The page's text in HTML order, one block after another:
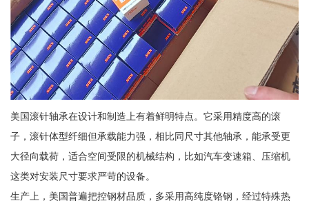
美国滚针轴承在设计和制造上有着鲜明特点。它采用精度高的滚
子，滚针体型纤细但承载能力强，相比同尺寸其他轴承，能承受更
大径向载荷，适合空间受限的机械结构，比如汽车变速箱、压缩机
这类对安装尺寸要求严苛的设备。
生产上，美国普遍把控钢材品质，多采用高纯度铬钢，经过特殊热